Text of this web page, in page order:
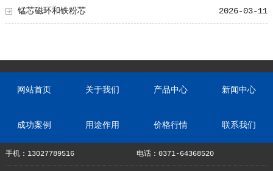
2026-03-11
锰芯磁环和铁粉芯
网站首页 关于我们 产品中心 新闻中心
成功案例 用途作用 价格行情 联系我们
手机：13027789516 电话：0371-64368520